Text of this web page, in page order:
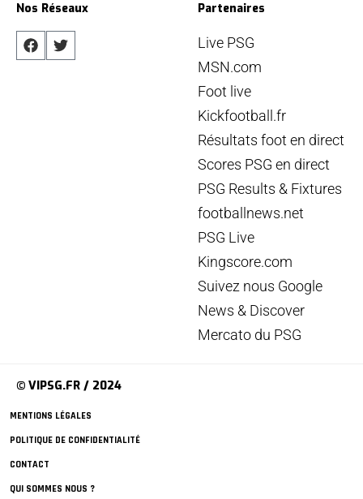
Nos Réseaux Partenaires
Live PSG
MSN.com
Foot live
Kickfootball.fr
Résultats foot en direct
Scores PSG en direct
PSG Results & Fixtures
footballnews.net
PSG Live
Kingscore.com
Suivez nous Google
News & Discover
Mercato du PSG
© VIPSG.FR / 2024
MENTIONS LÉGALES
POLITIQUE DE CONFIDENTIALITÉ
CONTACT
QUI SOMMES NOUS ?